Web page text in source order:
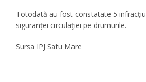
Totodată au fost constatate 5
siguranței circulației pe drumurile.
Sursa IPJ Satu Mare